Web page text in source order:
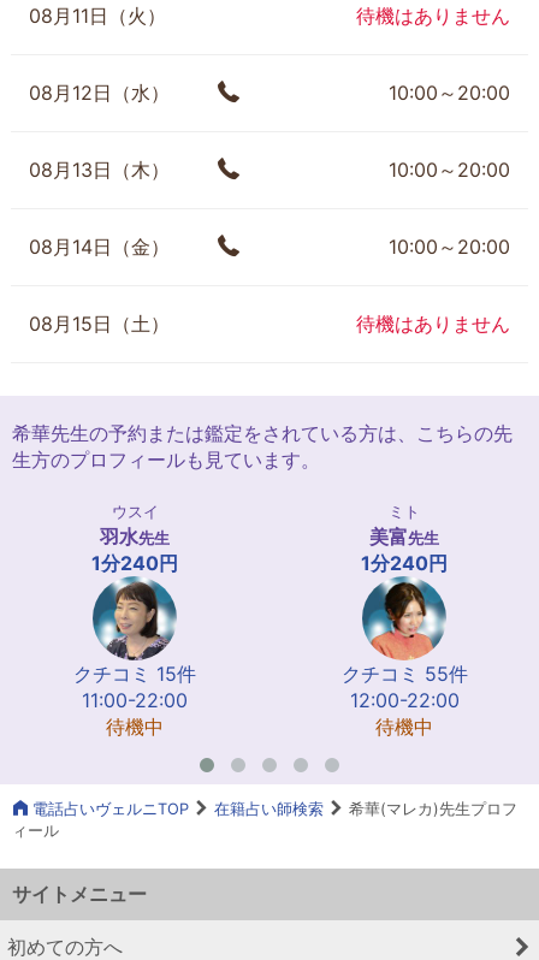
08月11日（火） 待機はありません
08月12日（水） 10:00～20:00
08月13日（木） 10:00～20:00
08月14日（金） 10:00～20:00
08月15日（土） 待機はありません
希華先生の予約または鑑定をされている方は、こちらの先
生方のプロフィールも見ています。
ウスイ
羽水先生
1分240円
クチコミ 15件
11:00-22:00
待機中
ミト
美富先生
1分240円
クチコミ 55件
12:00-22:00
待機中
電話占いヴェルニTOP 在籍占い師検索
希華(マレカ)先生プロフ
ィール
サイトメニュー
初めての方へ